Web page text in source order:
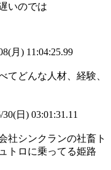
いのでは
月) 11:04:25.99
てどんな人材、経験、
30(日) 03:01:31.11
社シンクランの社畜ト
トロに乗ってる姫路